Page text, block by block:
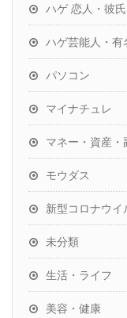
ハゲ 恋人・彼
ハゲ芸能人・有
パソコン
マイナチュレ
マネー・資産・
モウダス
新型コロナウイ
未分類
生活・ライフ
美容・健康